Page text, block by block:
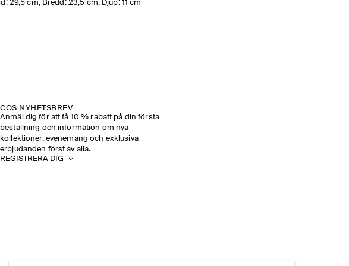
29,5 cm, Bredd: 23,5 cm, Djup: 11 cm
COS NYHETSBREV
Anmäl dig för att få 10 % rabatt på din första
beställning och information om nya
kollektioner, evenemang och exklusiva
erbjudanden först av alla.
REGISTRERA DIG